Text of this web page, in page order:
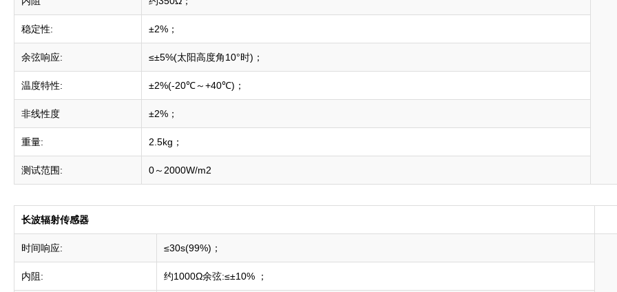
稳定性: ±2%；
余弦响应: ≤±5%(太阳高度角10°时)；
温度特性: ±2%(-20℃～+40℃)；
非线性度 ±2%；
重量: 2.5kg；
测试范围: 0～2000W/m2
长波辐射传感器
时间响应: ≤30s(99%)；
内阻: 约1000Ω余弦:≤±10% ；